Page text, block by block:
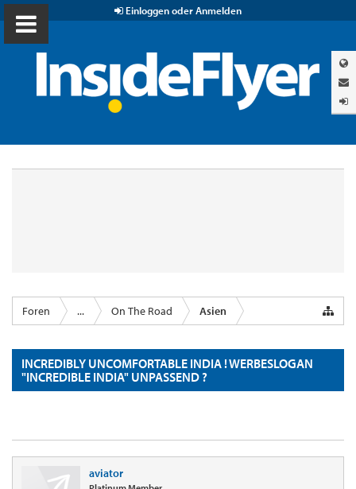
Einloggen oder Anmelden
Foren ... On The Road Asien
INCREDIBLY UNCOMFORTABLE INDIA ! WERBESLOGAN
"INCREDIBLE INDIA" UNPASSEND ?
aviator